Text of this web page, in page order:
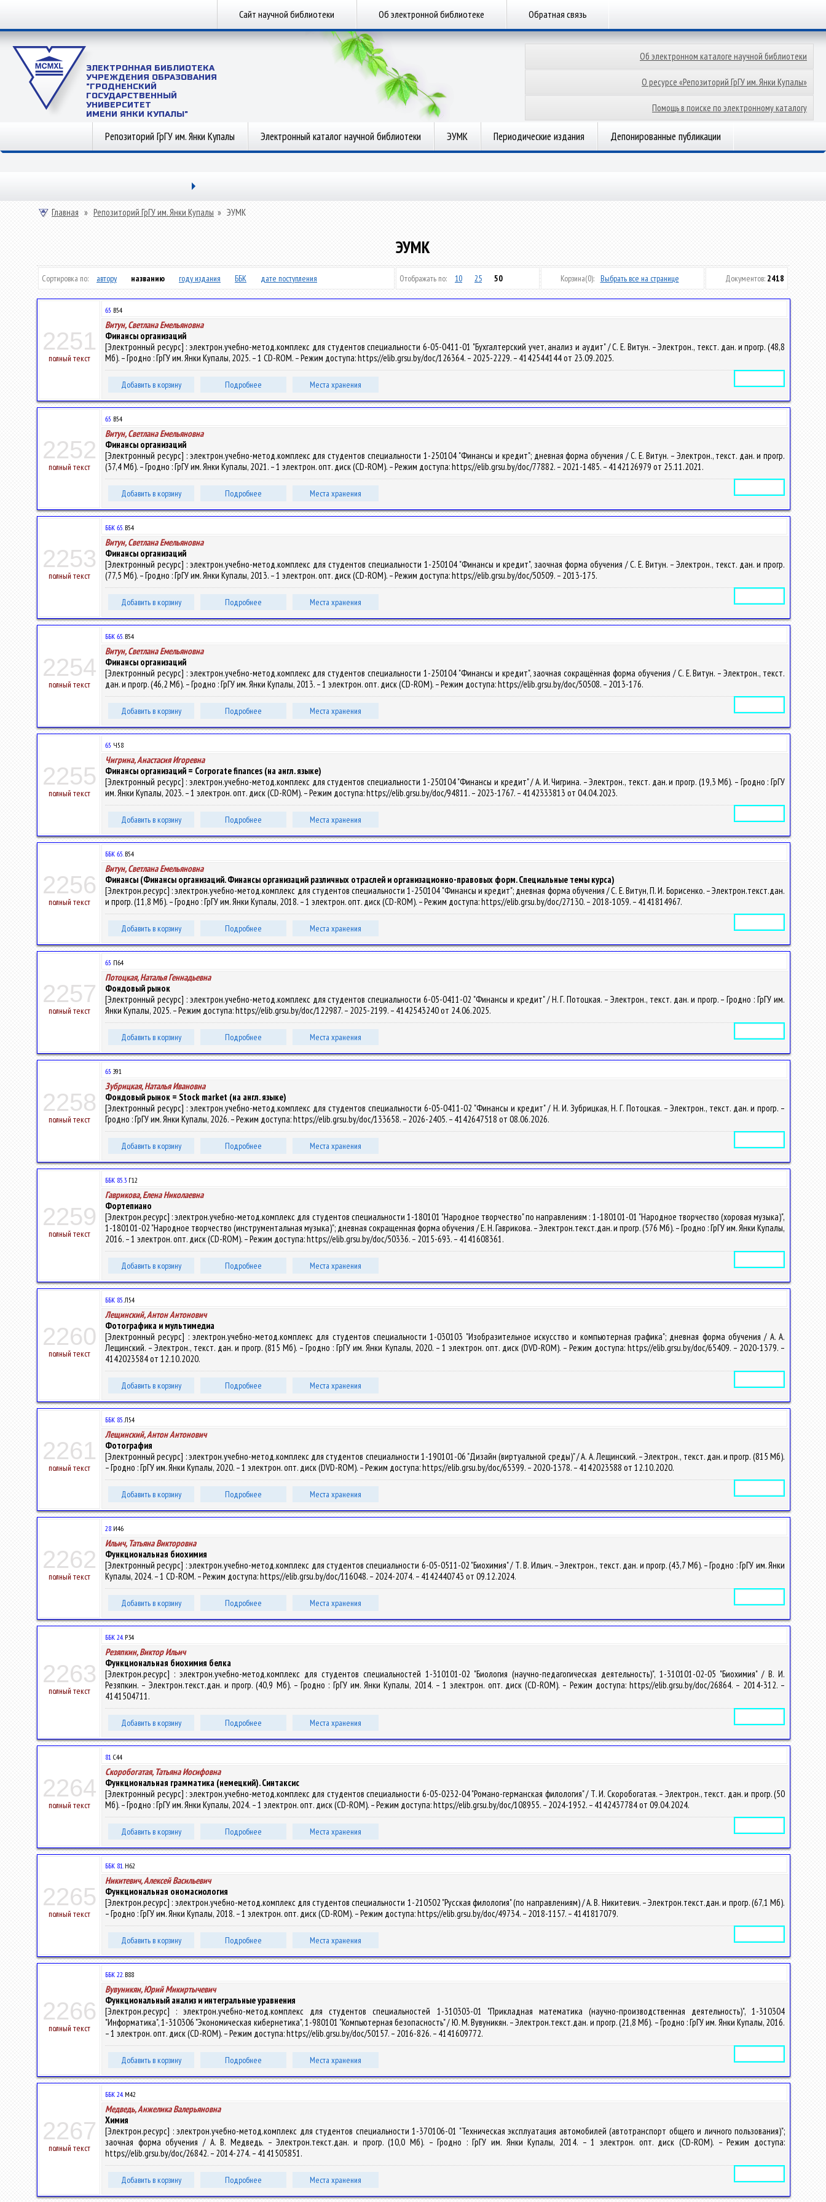
Сайт научной библиотеки Об электронной библиотеке Обратная связь
ЭЛЕКТРОННАЯ БИБЛИОТЕКА
УЧРЕЖДЕНИЯ ОБРАЗОВАНИЯ
"ГРОДНЕНСКИЙ
ГОСУДАРСТВЕННЫЙ
УНИВЕРСИТЕТ
ИМЕНИ ЯНКИ КУПАЛЫ"
Об электронном каталоге научной библиотеки
О ресурсе «Репозиторий ГрГУ им. Янки Купалы»
Помощь в поиске по электронному каталогу
Репозиторий ГрГУ им. Янки Купалы Электронный каталог научной библиотеки ЭУМК Периодические издания Депонированные публикации
Главная » Репозиторий ГрГУ им. Янки Купалы » ЭУМК
ЭУМК
Сортировка по: автору названию году издания ББК дате поступления Отображать по: 10 25 50 Корзина(0): Выбрать все на странице Документов: 2418
2251
полный текст
65 В54
Витун, Светлана Емельяновна
Финансы организаций
[Электронный ресурс] : электрон.учебно-метод.комплекс для студентов специальности 6-05-0411-01 "Бухгалтерский учет, анализ и аудит" / С. Е. Витун. – Электрон., текст. дан. и прогр. (48,8
Мб). – Гродно : ГрГУ им. Янки Купалы, 2025. – 1 CD-ROM. – Режим доступа: https://elib.grsu.by/doc/126364. – 2025-2229. – 4142544144 от 23.09.2025.
Добавить в корзину Подробнее Места хранения
2252
полный текст
65 В54
Витун, Светлана Емельяновна
Финансы организаций
[Электронный ресурс] : электрон.учебно-метод.комплекс для студентов специальности 1-250104 "Финансы и кредит"; дневная форма обучения / С. Е. Витун. – Электрон., текст. дан. и прогр.
(37,4 Мб). – Гродно : ГрГУ им. Янки Купалы, 2021. – 1 электрон. опт. диск (CD-ROM). – Режим доступа: https://elib.grsu.by/doc/77882. – 2021-1485. – 4142126979 от 25.11.2021.
Добавить в корзину Подробнее Места хранения
2253
полный текст
ББК 65.В54
Витун, Светлана Емельяновна
Финансы организаций
[Электронный ресурс] : электрон.учебно-метод.комплекс для студентов специальности 1-250104 "Финансы и кредит", заочная форма обучения / С. Е. Витун. – Электрон., текст. дан. и прогр.
(77,5 Мб). – Гродно : ГрГУ им. Янки Купалы, 2013. – 1 электрон. опт. диск (CD-ROM). – Режим доступа: https://elib.grsu.by/doc/50509. – 2013-175.
Добавить в корзину Подробнее Места хранения
2254
полный текст
ББК 65.В54
Витун, Светлана Емельяновна
Финансы организаций
[Электронный ресурс] : электрон.учебно-метод.комплекс для студентов специальности 1-250104 "Финансы и кредит", заочная сокращённая форма обучения / С. Е. Витун. – Электрон., текст.
дан. и прогр. (46,2 Мб). – Гродно : ГрГУ им. Янки Купалы, 2013. – 1 электрон. опт. диск (CD-ROM). – Режим доступа: https://elib.grsu.by/doc/50508. – 2013-176.
Добавить в корзину Подробнее Места хранения
2255
полный текст
65 Ч58
Чигрина, Анастасия Игоревна
Финансы организаций = Corporate finances (на англ. языке)
[Электронный ресурс] : электрон.учебно-метод.комплекс для студентов специальности 1-250104 "Финансы и кредит" / А. И. Чигрина. – Электрон., текст. дан. и прогр. (19,3 Мб). – Гродно : ГрГУ
им. Янки Купалы, 2023. – 1 электрон. опт. диск (CD-ROM). – Режим доступа: https://elib.grsu.by/doc/94811. – 2023-1767. – 4142333813 от 04.04.2023.
Добавить в корзину Подробнее Места хранения
2256
полный текст
ББК 65.В54
Витун, Светлана Емельяновна
Финансы (Финансы организаций. Финансы организаций различных отраслей и организационно-правовых форм. Специальные темы курса)
[Электрон.ресурс] : электрон.учебно-метод.комплекс для студентов специальности 1-250104 "Финансы и кредит"; дневная форма обучения / С. Е. Витун, П. И. Борисенко. – Электрон.текст.дан.
и прогр. (11,8 Мб). – Гродно : ГрГУ им. Янки Купалы, 2018. – 1 электрон. опт. диск (CD-ROM). – Режим доступа: https://elib.grsu.by/doc/27130. – 2018-1059. – 4141814967.
Добавить в корзину Подробнее Места хранения
2257
полный текст
65 П64
Потоцкая, Наталья Геннадьевна
Фондовый рынок
[Электронный ресурс] : электрон.учебно-метод.комплекс для студентов специальности 6-05-0411-02 "Финансы и кредит" / Н. Г. Потоцкая. – Электрон., текст. дан. и прогр. – Гродно : ГрГУ им.
Янки Купалы, 2025. – Режим доступа: https://elib.grsu.by/doc/122987. – 2025-2199. – 4142543240 от 24.06.2025.
Добавить в корзину Подробнее Места хранения
2258
полный текст
65 З91
Зубрицкая, Наталья Ивановна
Фондовый рынок = Stock market (на англ. языке)
[Электронный ресурс] : электрон.учебно-метод.комплекс для студентов специальности 6-05-0411-02 "Финансы и кредит" / Н. И. Зубрицкая, Н. Г. Потоцкая. – Электрон., текст. дан. и прогр. –
Гродно : ГрГУ им. Янки Купалы, 2026. – Режим доступа: https://elib.grsu.by/doc/133658. – 2026-2405. – 4142647518 от 08.06.2026.
Добавить в корзину Подробнее Места хранения
2259
полный текст
ББК 85.3 Г12
Гаврикова, Елена Николаевна
Фортепиано
[Электрон.ресурс] : электрон.учебно-метод.комплекс для студентов специальности 1-180101 "Народное творчество" по направлениям : 1-180101-01 "Народное творчество (хоровая музыка)",
1-180101-02 "Народное творчество (инструментальная музыка)"; дневная сокращенная форма обучения / Е. Н. Гаврикова. – Электрон.текст.дан. и прогр. (576 Мб). – Гродно : ГрГУ им. Янки Купалы,
2016. – 1 электрон. опт. диск (CD-ROM). – Режим доступа: https://elib.grsu.by/doc/50336. – 2015-693. – 4141608361.
Добавить в корзину Подробнее Места хранения
2260
полный текст
ББК 85.Л54
Лещинский, Антон Антонович
Фотографика и мультимедиа
[Электронный ресурс] : электрон.учебно-метод.комплекс для студентов специальности 1-030103 "Изобразительное искусство и компьютерная графика"; дневная форма обучения / А. А.
Лещинский. – Электрон., текст. дан. и прогр. (815 Мб). – Гродно : ГрГУ им. Янки Купалы, 2020. – 1 электрон. опт. диск (DVD-ROM). – Режим доступа: https://elib.grsu.by/doc/65409. – 2020-1379. –
4142023584 от 12.10.2020.
Добавить в корзину Подробнее Места хранения
2261
полный текст
ББК 85.Л54
Лещинский, Антон Антонович
Фотография
[Электронный ресурс] : электрон.учебно-метод.комплекс для студентов специальности 1-190101-06 "Дизайн (виртуальной среды)" / А. А. Лещинский. – Электрон., текст. дан. и прогр. (815 Мб).
– Гродно : ГрГУ им. Янки Купалы, 2020. – 1 электрон. опт. диск (DVD-ROM). – Режим доступа: https://elib.grsu.by/doc/65399. – 2020-1378. – 4142023588 от 12.10.2020.
Добавить в корзину Подробнее Места хранения
2262
полный текст
28 И46
Ильич, Татьяна Викторовна
Функциональная биохимия
[Электронный ресурс] : электрон.учебно-метод.комплекс для студентов специальности 6-05-0511-02 "Биохимия" / Т. В. Ильич. – Электрон., текст. дан. и прогр. (43,7 Мб). – Гродно : ГрГУ им. Янки
Купалы, 2024. – 1 CD-ROM. – Режим доступа: https://elib.grsu.by/doc/116048. – 2024-2074. – 4142440743 от 09.12.2024.
Добавить в корзину Подробнее Места хранения
2263
полный текст
ББК 24.Р34
Резяпкин, Виктор Ильич
Функциональная биохимия белка
[Электрон.ресурс] : электрон.учебно-метод.комплекс для студентов специальностей 1-310101-02 "Биология (научно-педагогическая деятельность)", 1-310101-02-05 "Биохимия" / В. И.
Резяпкин. – Электрон.текст.дан. и прогр. (40,9 Мб). – Гродно : ГрГУ им. Янки Купалы, 2014. – 1 электрон. опт. диск (CD-ROM). – Режим доступа: https://elib.grsu.by/doc/26864. – 2014-312. –
4141504711.
Добавить в корзину Подробнее Места хранения
2264
полный текст
81 С44
Скоробогатая, Татьяна Иосифовна
Функциональная грамматика (немецкий). Синтаксис
[Электронный ресурс] : электрон.учебно-метод.комплекс для студентов специальности 6-05-0232-04 "Романо-германская филология" / Т. И. Скоробогатая. – Электрон., текст. дан. и прогр. (50
Мб). – Гродно : ГрГУ им. Янки Купалы, 2024. – 1 электрон. опт. диск (CD-ROM). – Режим доступа: https://elib.grsu.by/doc/108955. – 2024-1952. – 4142437784 от 09.04.2024.
Добавить в корзину Подробнее Места хранения
2265
полный текст
ББК 81.Н62
Никитевич, Алексей Васильевич
Функциональная ономасиология
[Электрон.ресурс] : электрон.учебно-метод.комплекс для студентов специальности 1-210502 "Русская филология" (по направлениям) / А. В. Никитевич. – Электрон.текст.дан. и прогр. (67,1 Мб).
– Гродно : ГрГУ им. Янки Купалы, 2018. – 1 электрон. опт. диск (CD-ROM). – Режим доступа: https://elib.grsu.by/doc/49734. – 2018-1157. – 4141817079.
Добавить в корзину Подробнее Места хранения
2266
полный текст
ББК 22.В88
Вувуникян, Юрий Микиртычевич
Функциональный анализ и интегральные уравнения
[Электрон.ресурс] : электрон.учебно-метод.комплекс для студентов специальностей 1-310303-01 "Прикладная математика (научно-производственная деятельность)", 1-310304
"Информатика", 1-310306 "Экономическая кибернетика", 1-980101 "Компьютерная безопасность" / Ю. М. Вувуникян. – Электрон.текст.дан. и прогр. (21,8 Мб). – Гродно : ГрГУ им. Янки Купалы, 2016.
– 1 электрон. опт. диск (CD-ROM). – Режим доступа: https://elib.grsu.by/doc/50157. – 2016-826. – 4141609772.
Добавить в корзину Подробнее Места хранения
2267
полный текст
ББК 24.М42
Медведь, Анжелика Валерьяновна
Химия
[Электрон.ресурс] : электрон.учебно-метод.комплекс для студентов специальности 1-370106-01 "Техническая эксплуатация автомобилей (автотранспорт общего и личного пользования)";
заочная форма обучения / А. В. Медведь. – Электрон.текст.дан. и прогр. (10,0 Мб). – Гродно : ГрГУ им. Янки Купалы, 2014. – 1 электрон. опт. диск (CD-ROM). – Режим доступа:
https://elib.grsu.by/doc/26842. – 2014-274. – 4141505851.
Добавить в корзину Подробнее Места хранения